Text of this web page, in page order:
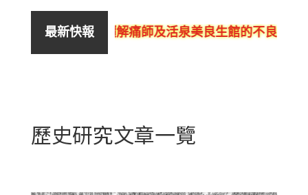
最新快報
評價解痛師及活泉美良生館的不良銷售、呃
歷史研究文章一覽